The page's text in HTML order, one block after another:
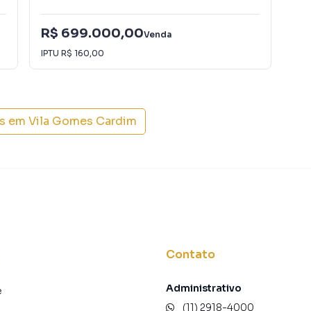
R$ 699.000,00Venda
IPTU R$ 160,00
em Vila Gomes Cardim
Contato
Administrativo
(11) 2918-4000